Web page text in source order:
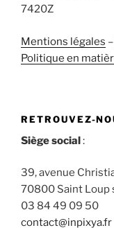
7420Z
Mentions légales –
Politique en
RETROUVEZ-
Siège social:
39, avenue
70800 Saint Loup
03 84 49 09 50
contact@inpixya.fr